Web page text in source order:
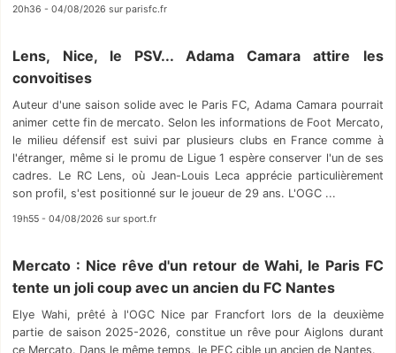
20h36 - 04/08/2026 sur parisfc.fr
Lens, Nice, le PSV... Adama Camara attire les
convoitises
Auteur d'une saison solide avec le Paris FC, Adama Camara pourrait
animer cette fin de mercato. Selon les informations de Foot Mercato,
le milieu défensif est suivi par plusieurs clubs en France comme à
l'étranger, même si le promu de Ligue 1 espère conserver l'un de ses
cadres. Le RC Lens, où Jean-Louis Leca apprécie particulièrement
son profil, s'est positionné sur le joueur de 29 ans. L'OGC ...
19h55 - 04/08/2026 sur sport.fr
Mercato : Nice rêve d'un retour de Wahi, le Paris FC
tente un joli coup avec un ancien du FC Nantes
Elye Wahi, prêté à l'OGC Nice par Francfort lors de la deuxième
partie de saison 2025-2026, constitue un rêve pour Aiglons durant
ce Mercato. Dans le même temps, le PFC cible un ancien de Nantes.